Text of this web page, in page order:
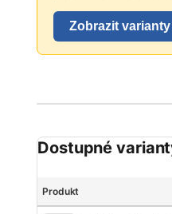
Zobrazit varianty
Dostupné
Produkt